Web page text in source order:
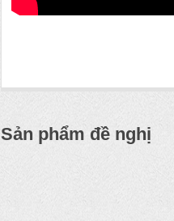
Sản phẩm đề nghị